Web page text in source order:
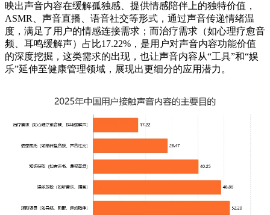
映出声音内容在缓解孤独感、提供情感陪伴上的独特价值，
ASMR、声音直播、语音社交等形式，通过声音传递情绪温
度，满足了用户的情感连接需求；而治疗需求（如心理疗愈音
频、耳鸣缓解声）占比17.22%，是用户对声音内容功能价值
的深度挖掘，这类需求的出现，也让声音内容从“工具”和“娱
乐”延伸至健康管理领域，展现出更细分的应用潜力。